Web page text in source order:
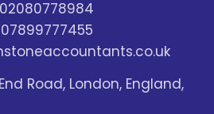
02080778984
07899777455
Road, London, England,